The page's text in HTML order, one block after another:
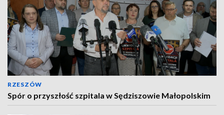
RZESZÓW
Spór o przyszłość szpitala w Sędziszowie Małopolskim